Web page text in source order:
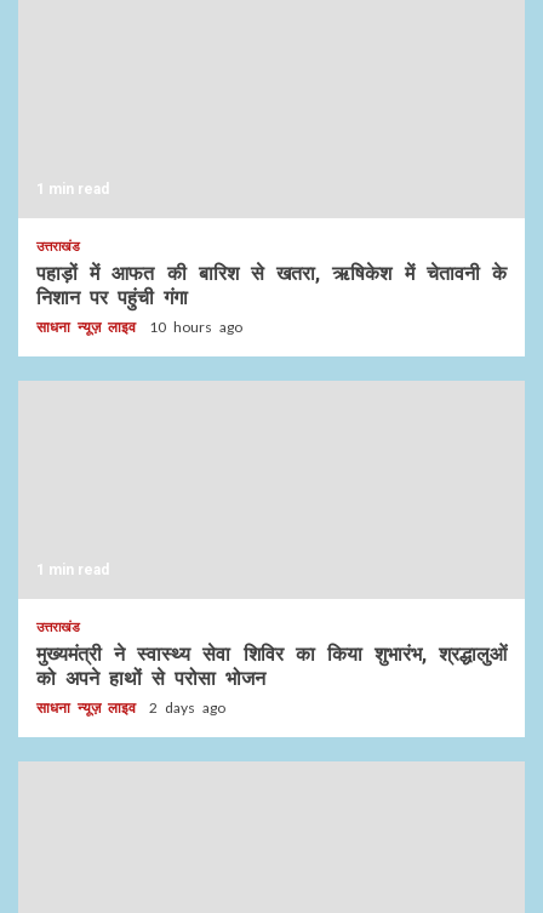
1 min read
उत्तराखंड
पहाड़ों में आफत की बारिश से खतरा, ऋषिकेश में चेतावनी के
निशान पर पहुंची गंगा
साधना न्यूज़ लाइव 10 hours ago
1 min read
उत्तराखंड
मुख्यमंत्री ने स्वास्थ्य सेवा शिविर का किया शुभारंभ, श्रद्धालुओं
को अपने हाथों से परोसा भोजन
साधना न्यूज़ लाइव 2 days ago